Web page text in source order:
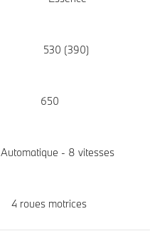
530 (390)
650
Automatique - 8 vitesses
4 roues motrices